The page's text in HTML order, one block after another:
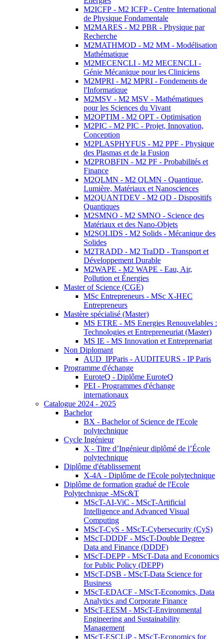
M2ICFP - M2 ICFP - Centre International
de Physique Fondamentale
M2MARES - M2 PBR - Physique par
Recherche
M2MATHMOD - M2 MM - Modélisation
Mathématique
M2MECENCLI - M2 MECENCLI -
Génie Mécanique pour les Cliniciens
M2MPRI - M2 MPRI - Fondements de
l'Informatique
M2MSV - M2 MSV - Mathématiques
pour les Sciences du Vivant
M2OPTIM - M2 OPT - Optimisation
M2PIC - M2 PIC - Projet, Innovation,
Conception
M2PLASPHYFUS - M2 PPF - Physique
des Plasmas et de la Fusion
M2PROBFIN - M2 PF - Probabilités et
Finance
M2QLMN - M2 QLMN - Quantique,
Lumière, Matériaux et Nanosciences
M2QUANTDEV - M2 QD - Dispositifs
Quantiques
M2SMNO - M2 SMNO - Science des
Matériaux et des Nano-Objets
M2SOLIDS - M2 Solids - Mécanique des
Solides
M2TRADD - M2 TraDD - Transport et
Développement Durable
M2WAPE - M2 WAPE - Eau, Air,
Pollution et Énergies
Master of Science (CGE)
MSc Entrepreneurs - MSc X-HEC
Entrepreneurs
Mastère spécialisé (Master)
MS ETRE - MS Energies Renouvelables :
Technologies et Entrepreneuriat (Master)
MS IE - MS Innovation et Entreprenariat
Non Diplomant
AUD_IPParis - AUDITEURS - IP Paris
Programme d'échange
EuroteQ - Diplôme EuroteQ
PEI - Programmes d'échange
internationaux
Catalogue 2024 - 2025
Bachelor
BX - Bachelor of Science de l'Ecole
polytechnique
Cycle Ingénieur
X - Titre d’Ingénieur diplômé de l’École
polytechnique
Diplôme d'établissement
X-4A - Diplôme de l'Ecole polytechnique
Diplôme de formation gradué de l'Ecole
Polytechnique -MSc&T
MScT-AI-ViC - MScT-Artificial
Intelligence and Advanced Visual
Computing
MScT-CyS - MScT-Cybersecurity (CyS)
MScT-DDDF - MScT-Double Degree
Data and Finance (DDDF)
MScT-DEPP - MScT-Data and Economics
for Public Policy (DEPP)
MScT-DSB - MScT-Data Science for
Business
MScT-EDACF - MScT-Economics, Data
Analytics and Corporate Finance
MScT-EESM - MScT-Environmental
Engineering and Sustainability
Management
MScT-ESCLiP - MScT-Economics for